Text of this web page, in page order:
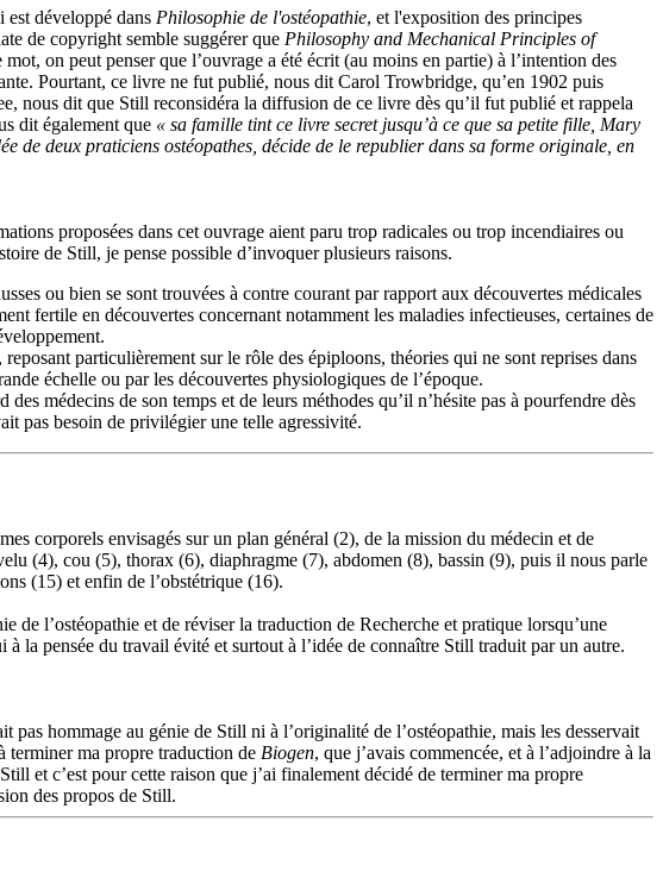
développé dans Philosophie de l'ostéopathie, et l'exposition des principes
de copyright semble suggérer que Philosophy and Mechanical Principles of
on peut penser que l’ouvrage a été écrit (au moins en partie) à l’intention des
Pourtant, ce livre ne fut publié, nous dit Carol Trowbridge, qu’en 1902 puis
nous dit que Still reconsidéra la diffusion de ce livre dès qu’il fut publié et rappela
dit également que « sa famille tint ce livre secret jusqu’à ce que sa petite fille, Mary
de deux praticiens ostéopathes, décide de le republier dans sa forme originale, en
proposées dans cet ouvrage aient paru trop radicales ou trop incendiaires ou
de Still, je pense possible d’invoquer plusieurs raisons.
ou bien se sont trouvées à contre courant par rapport aux découvertes médicales
fertile en découvertes concernant notamment les maladies infectieuses, certaines de
particulièrement sur le rôle des épiploons, théories qui ne sont reprises dans
échelle ou par les découvertes physiologiques de l’époque.
médecins de son temps et de leurs méthodes qu’il n’hésite pas à pourfendre dès
pas besoin de privilégier une telle agressivité.
corporels envisagés sur un plan général (2), de la mission du médecin et de
(4), cou (5), thorax (6), diaphragme (7), abdomen (8), bassin (9), puis il nous parle
(15) et enfin de l’obstétrique (16).
l’ostéopathie et de réviser la traduction de Recherche et pratique lorsqu’une
la pensée du travail évité et surtout à l’idée de connaître Still traduit par un autre.
hommage au génie de Still ni à l’originalité de l’ostéopathie, mais les desservait
terminer ma propre traduction de Biogen, que j’avais commencée, et à l’adjoindre à la
et c’est pour cette raison que j’ai finalement décidé de terminer ma propre
des propos de Still.